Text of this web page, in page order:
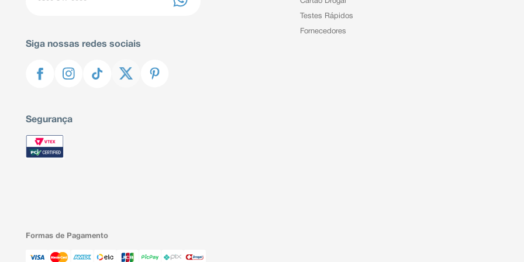
Siga nossas redes sociais
Segurança
Testes Rápidos
Fornecedores
Formas de Pagamento